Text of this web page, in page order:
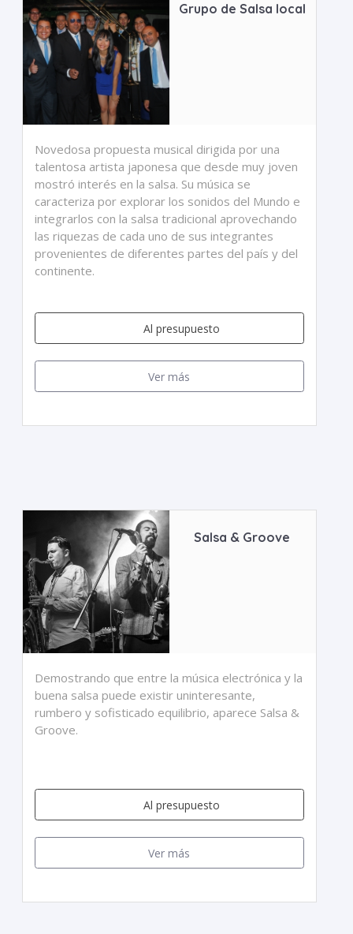
Grupo de Salsa local
Novedosa propuesta musical dirigida por una
talentosa artista japonesa que desde muy joven
mostró interés en la salsa. Su música se
caracteriza por explorar los sonidos del Mundo e
integrarlos con la salsa tradicional aprovechando
las riquezas de cada uno de sus integrantes
provenientes de diferentes partes del país y del
continente.
Al presupuesto
Ver más
Salsa & Groove
Demostrando que entre la música electrónica y la
buena salsa puede existir uninteresante,
rumbero y sofisticado equilibrio, aparece Salsa &
Groove.
Al presupuesto
Ver más